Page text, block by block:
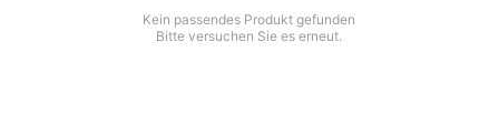
Kein passendes Produkt gefunden
Bitte versuchen Sie es erneut.